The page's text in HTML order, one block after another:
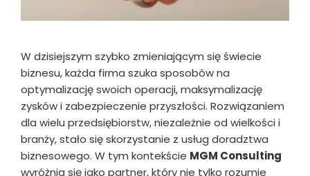
W dzisiejszym szybko zmieniającym się świecie
biznesu, każda firma szuka sposobów na
optymalizację swoich operacji, maksymalizację
zysków i zabezpieczenie przyszłości. Rozwiązaniem
dla wielu przedsiębiorstw, niezależnie od wielkości i
branży, stało się skorzystanie z usług doradztwa
biznesowego. W tym kontekście MGM Consulting
wyróżnia się jako partner, który nie tylko rozumie